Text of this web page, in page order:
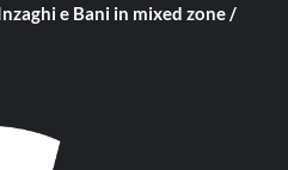
e Bani in mixed zone /